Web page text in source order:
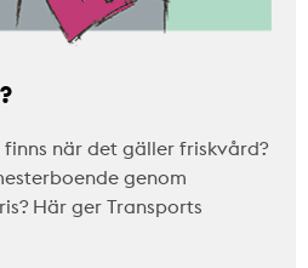
när det gäller friskvård?
genom
Här ger Transports